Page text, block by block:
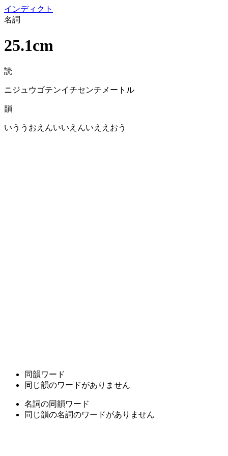
インディクト
名詞
25.1cm
読
ニジュウゴテンイチセンチメートル
韻
いううおえんいいえんいええおう
同韻ワード
同じ韻のワードがありません
名詞の同韻ワード
同じ韻の名詞のワードがありません